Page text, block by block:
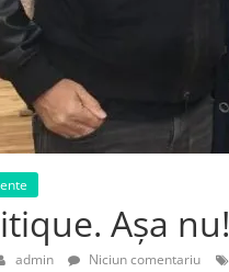
Așa nu!
admin Niciun comentariu